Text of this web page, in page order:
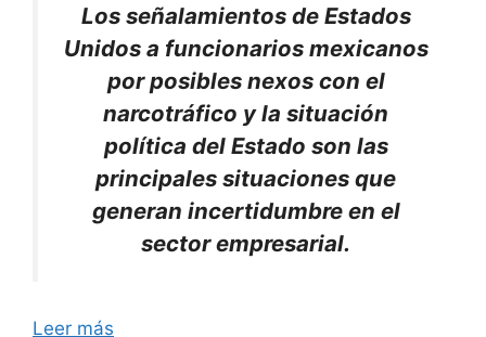
Los señalamientos de Estados
Unidos a funcionarios mexicanos
por posibles nexos con el
narcotráfico y la situación
política del Estado son las
principales situaciones que
generan incertidumbre en el
sector empresarial.
Leer más